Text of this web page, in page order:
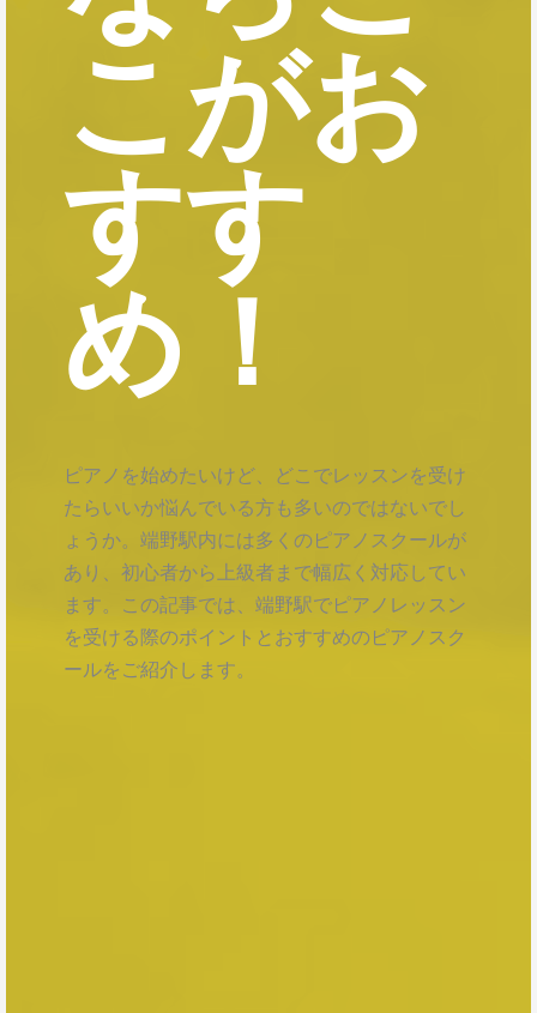
こがお
すす
め！
ピアノを始めたいけど、どこでレッスンを受け
たらいいか悩んでいる方も多いのではないでし
ょうか。端野駅内には多くのピアノスクールが
あり、初心者から上級者まで幅広く対応してい
ます。この記事では、端野駅でピアノレッスン
を受ける際のポイントとおすすめのピアノスク
ールをご紹介します。